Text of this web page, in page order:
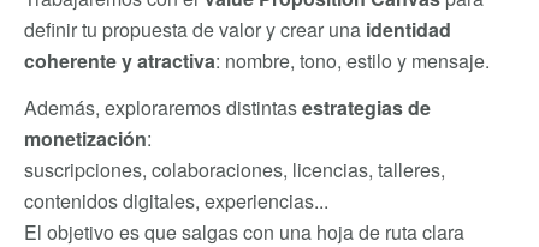
definir tu propuesta de valor y crear una identidad
coherente y atractiva: nombre, tono, estilo y mensaje.
Además, exploraremos distintasestrategias de
monetización:
suscripciones, colaboraciones, licencias, talleres,
contenidos digitales, experiencias...
El objetivo es que salgas con una hoja de ruta clara